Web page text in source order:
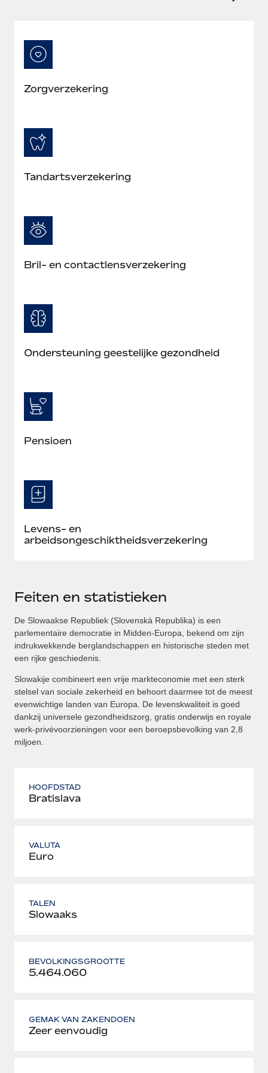
Zorgverzekering
Tandartsverzekering
Bril- en contactlensverzekering
Ondersteuning geestelijke gezondheid
Pensioen
Levens- en
arbeidsongeschiktheidsverzekering
Feiten en statistieken
De Slowaakse Republiek (Slovenskà Republika) is een
parlementaire democratie in Midden-Europa, bekend om zijn
indrukwekkende berglandschappen en historische steden met
een rijke geschiedenis.
Slowakije combineert een vrije markteconomie met een sterk
stelsel van sociale zekerheid en behoort daarmee tot de meest
evenwichtige landen van Europa. De levenskwaliteit is goed
dankzij universele gezondheidszorg, gratis onderwijs en royale
werk-privévoorzieningen voor een beroepsbevolking van 2,8
miljoen.
HOOFDSTAD
Bratislava
VALUTA
Euro
TALEN
Slowaaks
BEVOLKINGSGROOTTE
5.464.060
GEMAK VAN ZAKENDOEN
Zeer eenvoudig